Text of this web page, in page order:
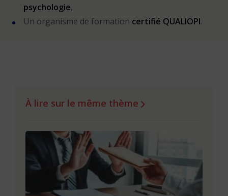
psychologie,
Un organisme de formation certifié QUALIOPI.
À lire sur le même thème